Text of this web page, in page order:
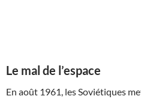
Le mal de l’espace
En août 1961, les Soviétiques